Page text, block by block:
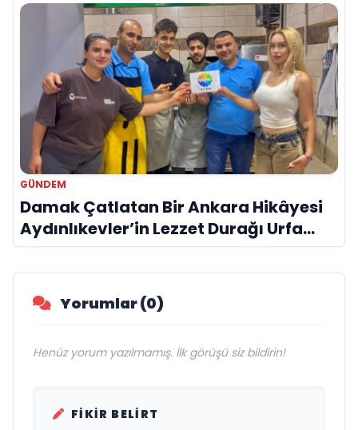
GÜNDEM
Damak Çatlatan Bir Ankara Hikâyesi
Aydınlıkevler’in Lezzet Durağı Urfa
Damak
Yorumlar (0)
Henüz yorum yazılmamış. İlk görüşü siz bildirin!
FIKIR BELIRT